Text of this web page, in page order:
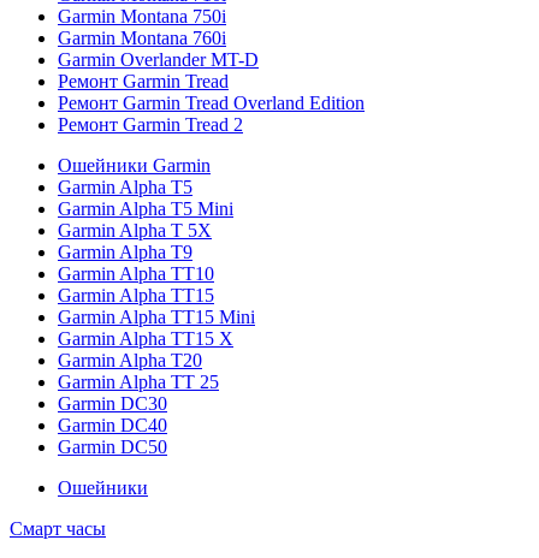
Garmin Montana 750i
Garmin Montana 760i
Garmin Overlander MT-D
Ремонт Garmin Tread
Ремонт Garmin Tread Overland Edition
Ремонт Garmin Tread 2
Ошейники Garmin
Garmin Alpha T5
Garmin Alpha T5 Mini
Garmin Alpha T 5X
Garmin Alpha T9
Garmin Alpha TT10
Garmin Alpha TT15
Garmin Alpha TT15 Mini
Garmin Alpha TT15 X
Garmin Alpha T20
Garmin Alpha TT 25
Garmin DC30
Garmin DC40
Garmin DC50
Ошейники
Смарт часы